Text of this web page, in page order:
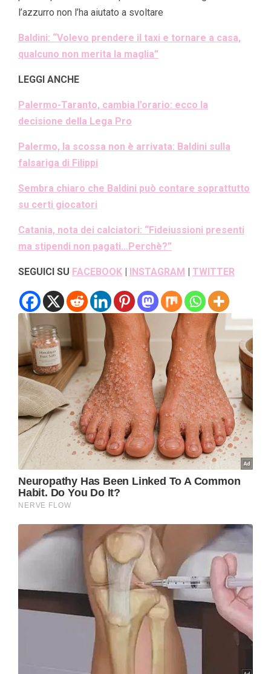
l’azzurro non l’ha aiutato a svoltare
Baldini: “Volevo prendere il taxi e tornare a casa,
qualcuno non merita la maglia”
LEGGI ANCHE
Palermo-Taranto, cambia l’orario: ecco la
decisione della Lega Pro
Palermo, la scossa non è arrivata: Baldini sulla
falsariga di Filippi
Sembra chiaro che Baldini può contare soprattutto
su certi giocatori
Catania, nota dei calciatori: “Fideiussioni presenti
ma stipendi non pagati…Perchè?”
SEGUICI SU FACEBOOK | INSTAGRAM | TWITTER